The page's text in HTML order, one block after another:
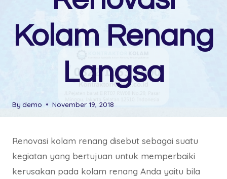
Kolam Renang
Langsa
By demo November 19, 2018
Renovasi kolam renang disebut sebagai suatu
kegiatan yang bertujuan untuk memperbaiki
kerusakan pada kolam renang Anda yaitu bila